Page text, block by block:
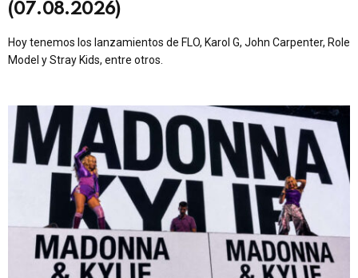
(07.08.2026)
Hoy tenemos los lanzamientos de FLO, Karol G, John Carpenter, Role
Model y Stray Kids, entre otros.